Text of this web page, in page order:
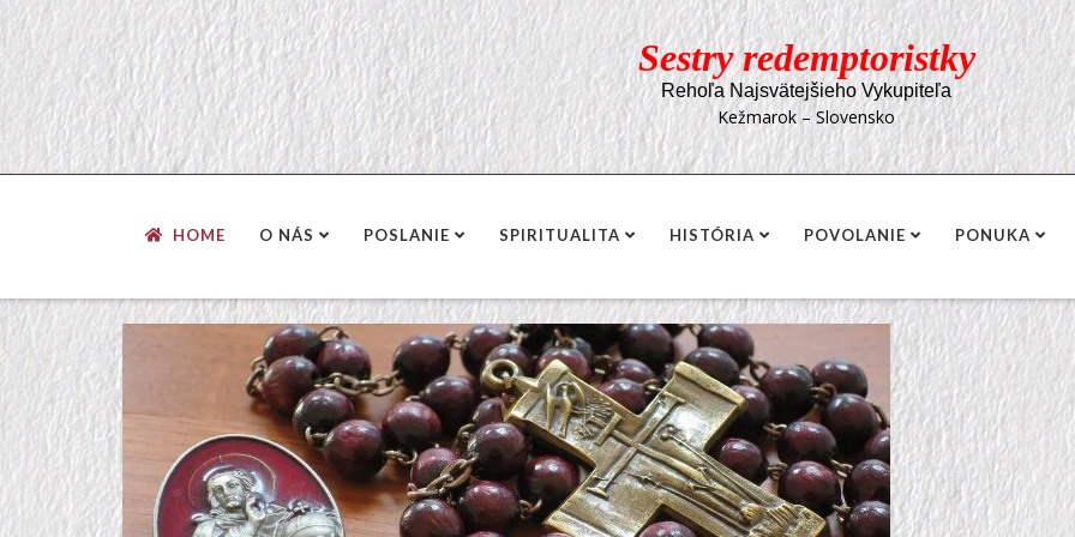
Sestry redemptoristky
Rehoľa Najsvätejšieho Vykupiteľa
Kežmarok – Slovensko
HOME O NÁS POSLANIE SPIRITUALITA HISTÓRIA POVOLANIE PONUKA